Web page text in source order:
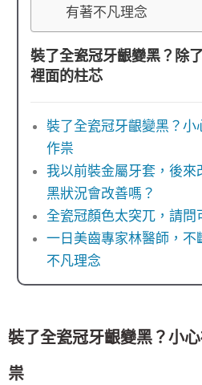
有著不凡理念
裝了全瓷冠牙齦變黑？除
裡面的柱芯
裝了全瓷冠牙齦變黑？小
作祟
我以前裝金屬牙套，後來
黑狀況會改善嗎？
全瓷冠顏色太突兀，請問
一日美齒專家林醫師，不
不凡理念
裝了全瓷冠牙齦變黑？小
祟